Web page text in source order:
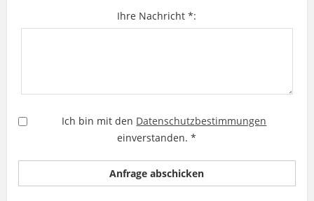
Ihre Nachricht *:
Ich bin mit den Datenschutzbestimmungen
einverstanden. *